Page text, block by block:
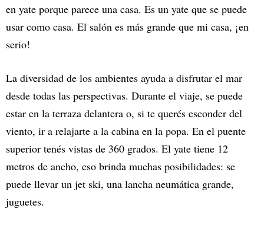
en yate porque parece una casa. Es un yate que se puede
usar como casa. El salón es más grande que mi casa, ¡en
serio!
La diversidad de los ambientes ayuda a disfrutar el mar
desde todas las perspectivas. Durante el viaje, se puede
estar en la terraza delantera o, si te querés esconder del
viento, ir a relajarte a la cabina en la popa. En el puente
superior tenés vistas de 360 grados. El yate tiene 12
metros de ancho, eso brinda muchas posibilidades: se
puede llevar un jet ski, una lancha neumática grande,
juguetes.